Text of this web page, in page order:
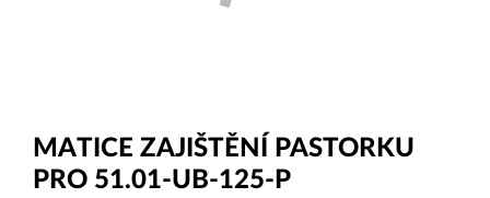
MATICE ZAJIŠTĚNÍ PASTORKU
PRO 51.01-UB-125-P